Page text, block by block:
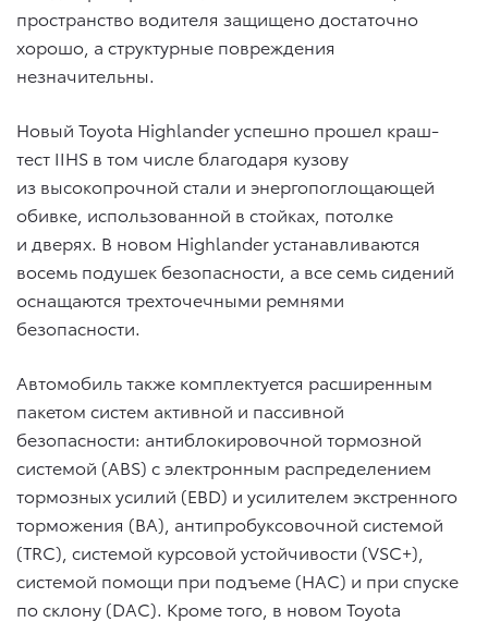
пространство водителя защищено достаточно
хорошо, а структурные повреждения
незначительны.
Новый Toyota Highlander успешно прошел краш-
тест IIHS в том числе благодаря кузову
из высокопрочной стали и энергопоглощающей
обивке, использованной в стойках, потолке
и дверях. В новом Highlander устанавливаются
восемь подушек безопасности, а все семь сидений
оснащаются трехточечными ремнями
безопасности.
Автомобиль также комплектуется расширенным
пакетом систем активной и пассивной
безопасности: антиблокировочной тормозной
системой (ABS) с электронным распределением
тормозных усилий (EBD) и усилителем экстренного
торможения (BA), антипробуксовочной системой
(TRC), системой курсовой устойчивости (VSC+),
системой помощи при подъеме (HAC) и при спуске
по склону (DAC). Кроме того, в новом Toyota